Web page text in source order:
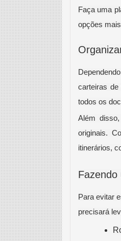
Faça uma
opções
carteiras de
todos os
Além
originais.
itinerários,
Fazendo
Para evitar
precisará